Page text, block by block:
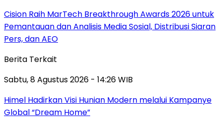
Cision Raih MarTech Breakthrough Awards 2026 untuk
Pemantauan dan Analisis Media Sosial, Distribusi Siaran
Pers, dan AEO
Berita Terkait
Sabtu, 8 Agustus 2026 - 14:26 WIB
Himel Hadirkan Visi Hunian Modern melalui Kampanye
Global “Dream Home”